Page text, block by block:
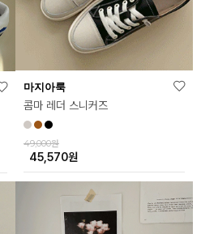
마지아룩
콤마 레더 스니커즈
49,000원
45,570원